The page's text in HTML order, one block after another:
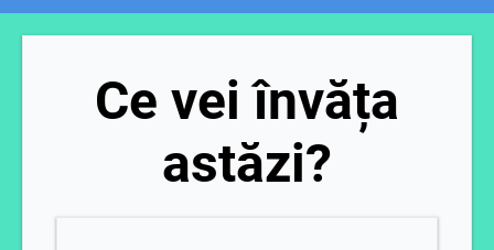
Ce vei învăța
astăzi?